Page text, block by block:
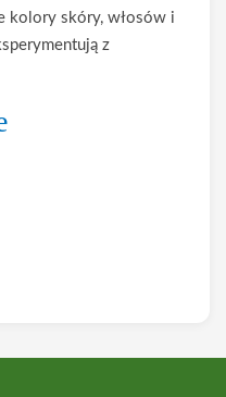
kolory skóry, włosów i
z